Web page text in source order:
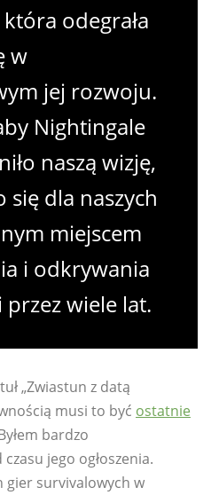
odegrała
w
jej rozwoju.
Nightingale
naszą wizję,
się dla naszych
miejscem
i odkrywania
przez wiele lat.
„Zwiastun z datą
musi to być ostatnie
bardzo
czasu jego ogłoszenia.
gier survivalowych w